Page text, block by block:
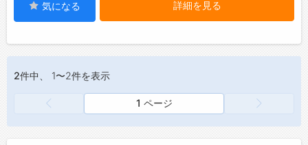
気になる 詳細を見る
2件中、 1〜2件を表示
1 ページ